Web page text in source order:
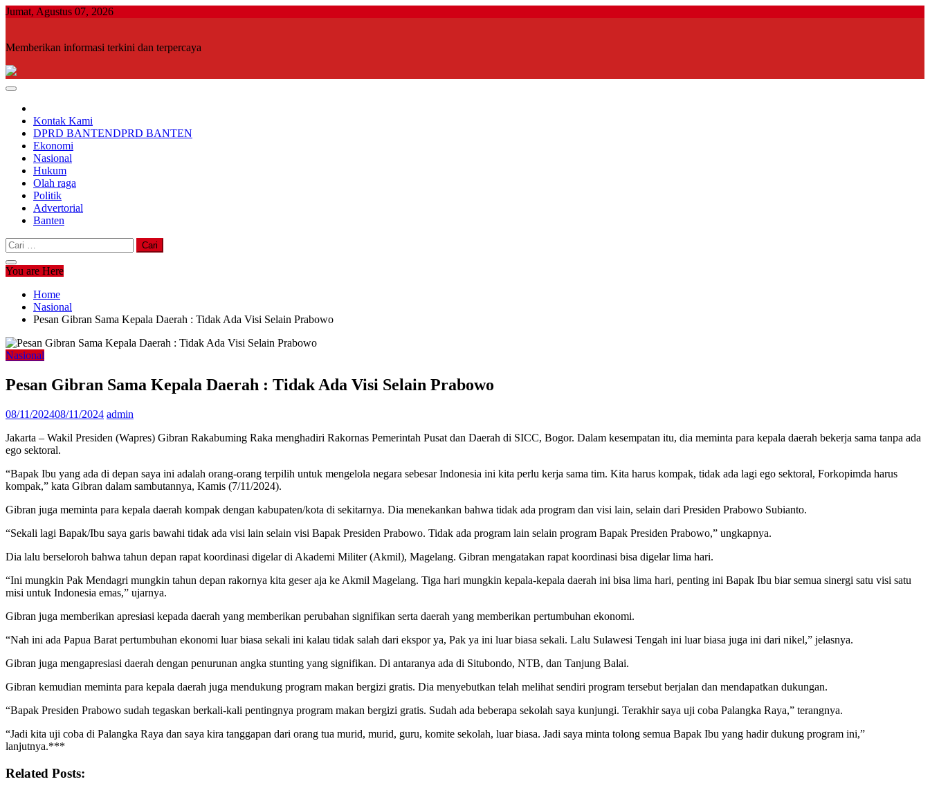
Skip
Jumat, Agustus 07, 2026
Memberikan informasi terkini dan terpercaya
Kontak Kami
DPRD BANTENDPRD BANTEN
Ekonomi
Nasional
Hukum
Olah raga
Politik
Advertorial
Banten
Cari
untuk:
You are Here
Home
Nasional
Pesan Gibran Sama Kepala Daerah : Tidak Ada Visi Selain Prabowo
Nasional
Pesan Gibran Sama Kepala Daerah : Tidak Ada Visi Selain Prabowo
08/11/202408/11/2024 admin
Jakarta – Wakil Presiden (Wapres) Gibran Rakabuming Raka menghadiri Rakornas Pemerintah Pusat dan Daerah di SICC, Bogor. Dalam kesempatan itu, dia meminta para kepala daerah bekerja sama tanpa ada
ego sektoral.
“Bapak Ibu yang ada di depan saya ini adalah orang-orang terpilih untuk mengelola negara sebesar Indonesia ini kita perlu kerja sama tim. Kita harus kompak, tidak ada lagi ego sektoral, Forkopimda harus
kompak,” kata Gibran dalam sambutannya, Kamis (7/11/2024).
Gibran juga meminta para kepala daerah kompak dengan kabupaten/kota di sekitarnya. Dia menekankan bahwa tidak ada program dan visi lain, selain dari Presiden Prabowo Subianto.
“Sekali lagi Bapak/Ibu saya garis bawahi tidak ada visi lain selain visi Bapak Presiden Prabowo. Tidak ada program lain selain program Bapak Presiden Prabowo,” ungkapnya.
Dia lalu berseloroh bahwa tahun depan rapat koordinasi digelar di Akademi Militer (Akmil), Magelang. Gibran mengatakan rapat koordinasi bisa digelar lima hari.
“Ini mungkin Pak Mendagri mungkin tahun depan rakornya kita geser aja ke Akmil Magelang. Tiga hari mungkin kepala-kepala daerah ini bisa lima hari, penting ini Bapak Ibu biar semua sinergi satu visi satu
misi untuk Indonesia emas,” ujarnya.
Gibran juga memberikan apresiasi kepada daerah yang memberikan perubahan signifikan serta daerah yang memberikan pertumbuhan ekonomi.
“Nah ini ada Papua Barat pertumbuhan ekonomi luar biasa sekali ini kalau tidak salah dari ekspor ya, Pak ya ini luar biasa sekali. Lalu Sulawesi Tengah ini luar biasa juga ini dari nikel,” jelasnya.
Gibran juga mengapresiasi daerah dengan penurunan angka stunting yang signifikan. Di antaranya ada di Situbondo, NTB, dan Tanjung Balai.
Gibran kemudian meminta para kepala daerah juga mendukung program makan bergizi gratis. Dia menyebutkan telah melihat sendiri program tersebut berjalan dan mendapatkan dukungan.
“Bapak Presiden Prabowo sudah tegaskan berkali-kali pentingnya program makan bergizi gratis. Sudah ada beberapa sekolah saya kunjungi. Terakhir saya uji coba Palangka Raya,” terangnya.
“Jadi kita uji coba di Palangka Raya dan saya kira tanggapan dari orang tua murid, murid, guru, komite sekolah, luar biasa. Jadi saya minta tolong semua Bapak Ibu yang hadir dukung program ini,”
lanjutnya.***
Related Posts: